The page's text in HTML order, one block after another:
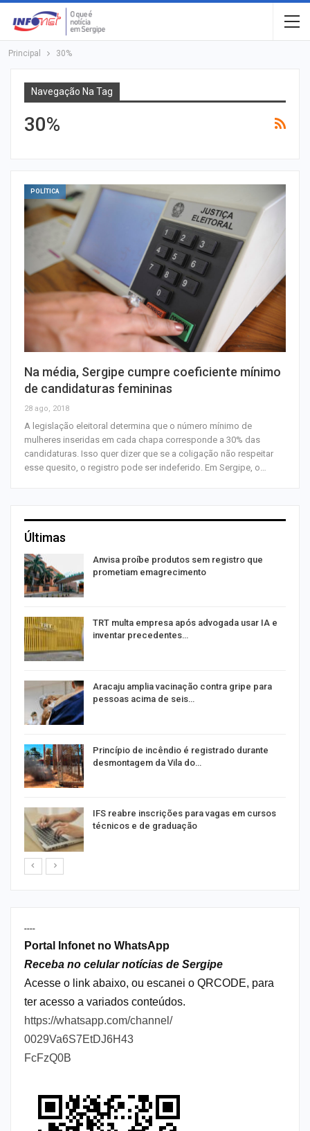
Principal 30%
Navegação Na Tag
30%
POLÍTICA
Na média, Sergipe cumpre coeficiente mínimo
de candidaturas femininas
28 ago, 2018
A legislação eleitoral determina que o número mínimo de
mulheres inseridas em cada chapa corresponde a 30% das
candidaturas. Isso quer dizer que se a coligação não respeitar
esse quesito, o registro pode ser indeferido. Em Sergipe, o…
Últimas
Anvisa proíbe produtos sem registro que
prometiam emagrecimento
TRT multa empresa após advogada usar IA e
inventar precedentes…
Aracaju amplia vacinação contra gripe para
pessoas acima de seis…
Princípio de incêndio é registrado durante
desmontagem da Vila do…
IFS reabre inscrições para vagas em cursos
técnicos e de graduação
----
Portal Infonet no WhatsApp
Receba no celular notícias de Sergipe
Acesse o link abaixo, ou escanei o QRCODE, para
ter acesso a variados conteúdos.
https://whatsapp.com/channel/
0029Va6S7EtDJ6H43
FcFzQ0B